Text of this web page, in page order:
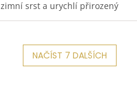
zimní srst a urychlí přirozený
O
NAČÍST 7 DALŠÍCH